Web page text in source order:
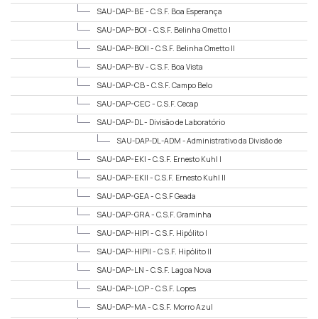
SAU-DAP-BE - C.S.F. Boa Esperança
SAU-DAP-BOI - C.S.F. Belinha Ometto I
SAU-DAP-BOII - C.S.F. Belinha Ometto II
SAU-DAP-BV - C.S.F. Boa Vista
SAU-DAP-CB - C.S.F. Campo Belo
SAU-DAP-CEC - C.S.F. Cecap
SAU-DAP-DL - Divisão de Laboratório
SAU-DAP-DL-ADM -Administrativo da Divisão de
SAU-DAP-EKI - C.S.F. Ernesto Kuhl I
SAU-DAP-EKII - C.S.F. Ernesto Kuhl II
SAU-DAP-GEA - C.S.F Geada
SAU-DAP-GRA - C.S.F. Graminha
SAU-DAP-HIPI - C.S.F. Hipólito I
SAU-DAP-HIPII - C.S.F. Hipólito II
SAU-DAP-LN - C.S.F. Lagoa Nova
SAU-DAP-LOP - C.S.F. Lopes
SAU-DAP-MA - C.S.F. Morro Azul